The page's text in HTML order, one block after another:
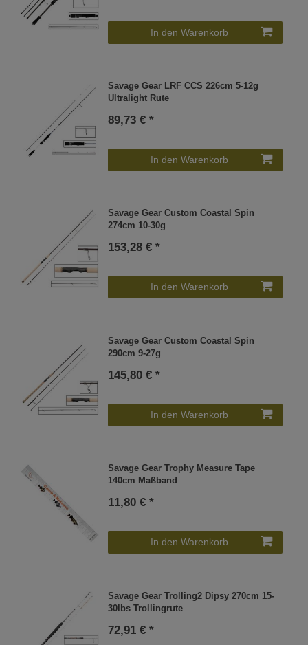
In den Warenkorb
Savage Gear LRF CCS 226cm 5-12g
Ultralight Rute
89,73 € *
In den Warenkorb
Savage Gear Custom Coastal Spin
274cm 10-30g
153,28 € *
In den Warenkorb
Savage Gear Custom Coastal Spin
290cm 9-27g
145,80 € *
In den Warenkorb
Savage Gear Trophy Measure Tape
140cm Maßband
11,80 € *
In den Warenkorb
Savage Gear Trolling2 Dipsy 270cm 15-
30lbs Trollingrute
72,91 € *